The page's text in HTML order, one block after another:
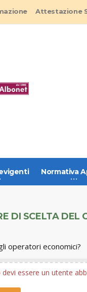
Attestazione
Normativa
DI SCELTA DEL
operatori economici?
essere un utente